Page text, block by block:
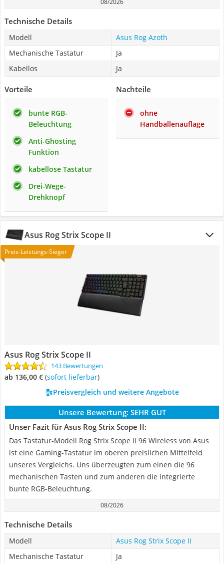
08/2026
Technische Details
Modell
Asus Rog Azoth
Mechanische Tastatur
Ja
Kabellos
Ja
Vorteile
bunte RGB-
Beleuchtung
Anti-Ghosting
Funktion
kabellose Tastatur
Drei-Wege-
Drehknopf
Nachteile
ohne
Handballenauflage
Asus Rog Strix Scope II
Preis-Leistungs-Sieger
Asus Rog Strix Scope II
143 Bewertungen
ab 136,00 € ( Sofort lieferbar)
Preisvergleich und weitere Angebote
Unsere Bewertung: SEHR GUT
Unser Fazit für Asus Rog Strix Scope II:
Das Tastatur-Modell Rog Strix Scope II 96 Wireless von Asus
ist eine Gaming-Tastatur im oberen preislichen Mittelfeld
unseres Vergleichs. Uns überzeugten zum einen die 96
mechanischen Tasten und zum anderen die integrierte
bunte RGB-Beleuchtung.
08/2026
Technische Details
Modell
Asus Rog Strix Scope II
Mechanische Tastatur
Ja